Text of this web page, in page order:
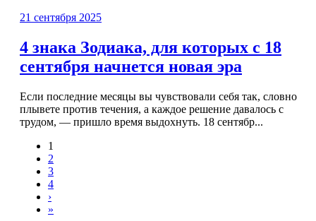
21 сентября 2025
4 знака Зодиака, для которых с 18
сентября начнется новая эра
Если последние месяцы вы чувствовали себя так, словно
плывете против течения, а каждое решение давалось с
трудом, — пришло время выдохнуть. 18 сентябр...
1
2
3
4
›
»